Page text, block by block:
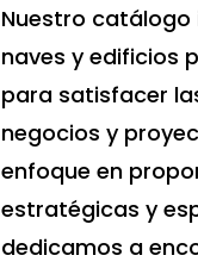
Nuestro catálogo
naves y edificios
para satisfacer
negocios y
enfoque en
estratégicas y
dedicamos a